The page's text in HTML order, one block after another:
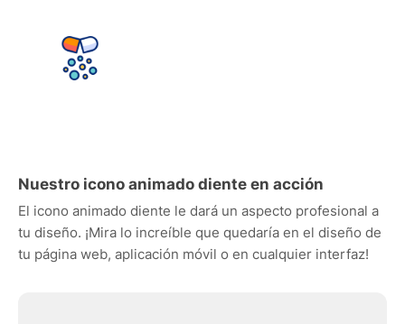
Nuestro icono animado diente en acción
El icono animado diente le dará un aspecto profesional a
tu diseño. ¡Mira lo increíble que quedaría en el diseño de
tu página web, aplicación móvil o en cualquier interfaz!